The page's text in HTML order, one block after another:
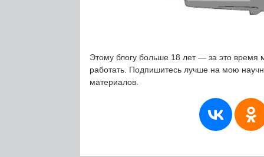
Этому блогу больше 18 лет — за это время
работать. Подпишитесь лучше на мою
материалов.